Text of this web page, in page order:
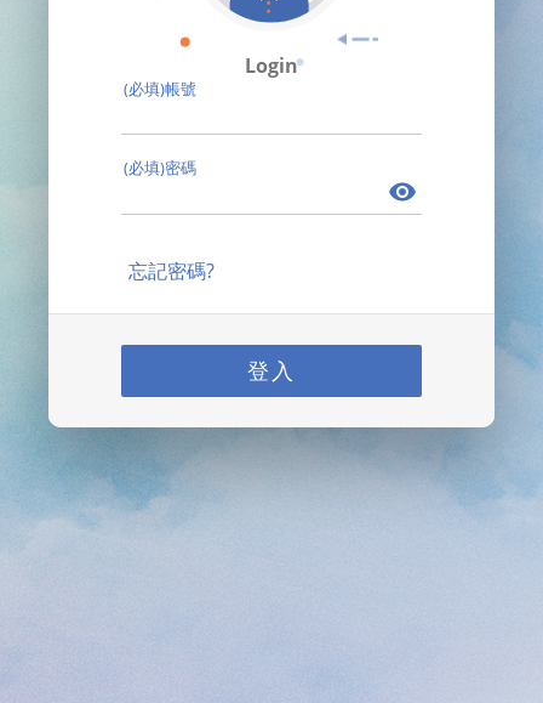
Login
(必填)帳號
(必填)密碼
忘記密碼?
登入